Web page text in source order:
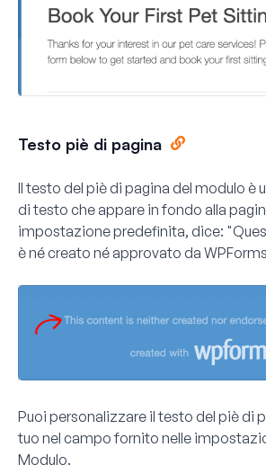
Testo piè di pagina
Il testo del piè di pagina del modulo è
di testo che appare in fondo alla
impostazione predefinita, dice:
è né creato né approvato da
Puoi personalizzare il testo del piè di
tuo nel campo fornito nelle
Modulo.